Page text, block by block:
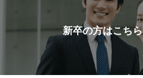
新卒の方はこちら